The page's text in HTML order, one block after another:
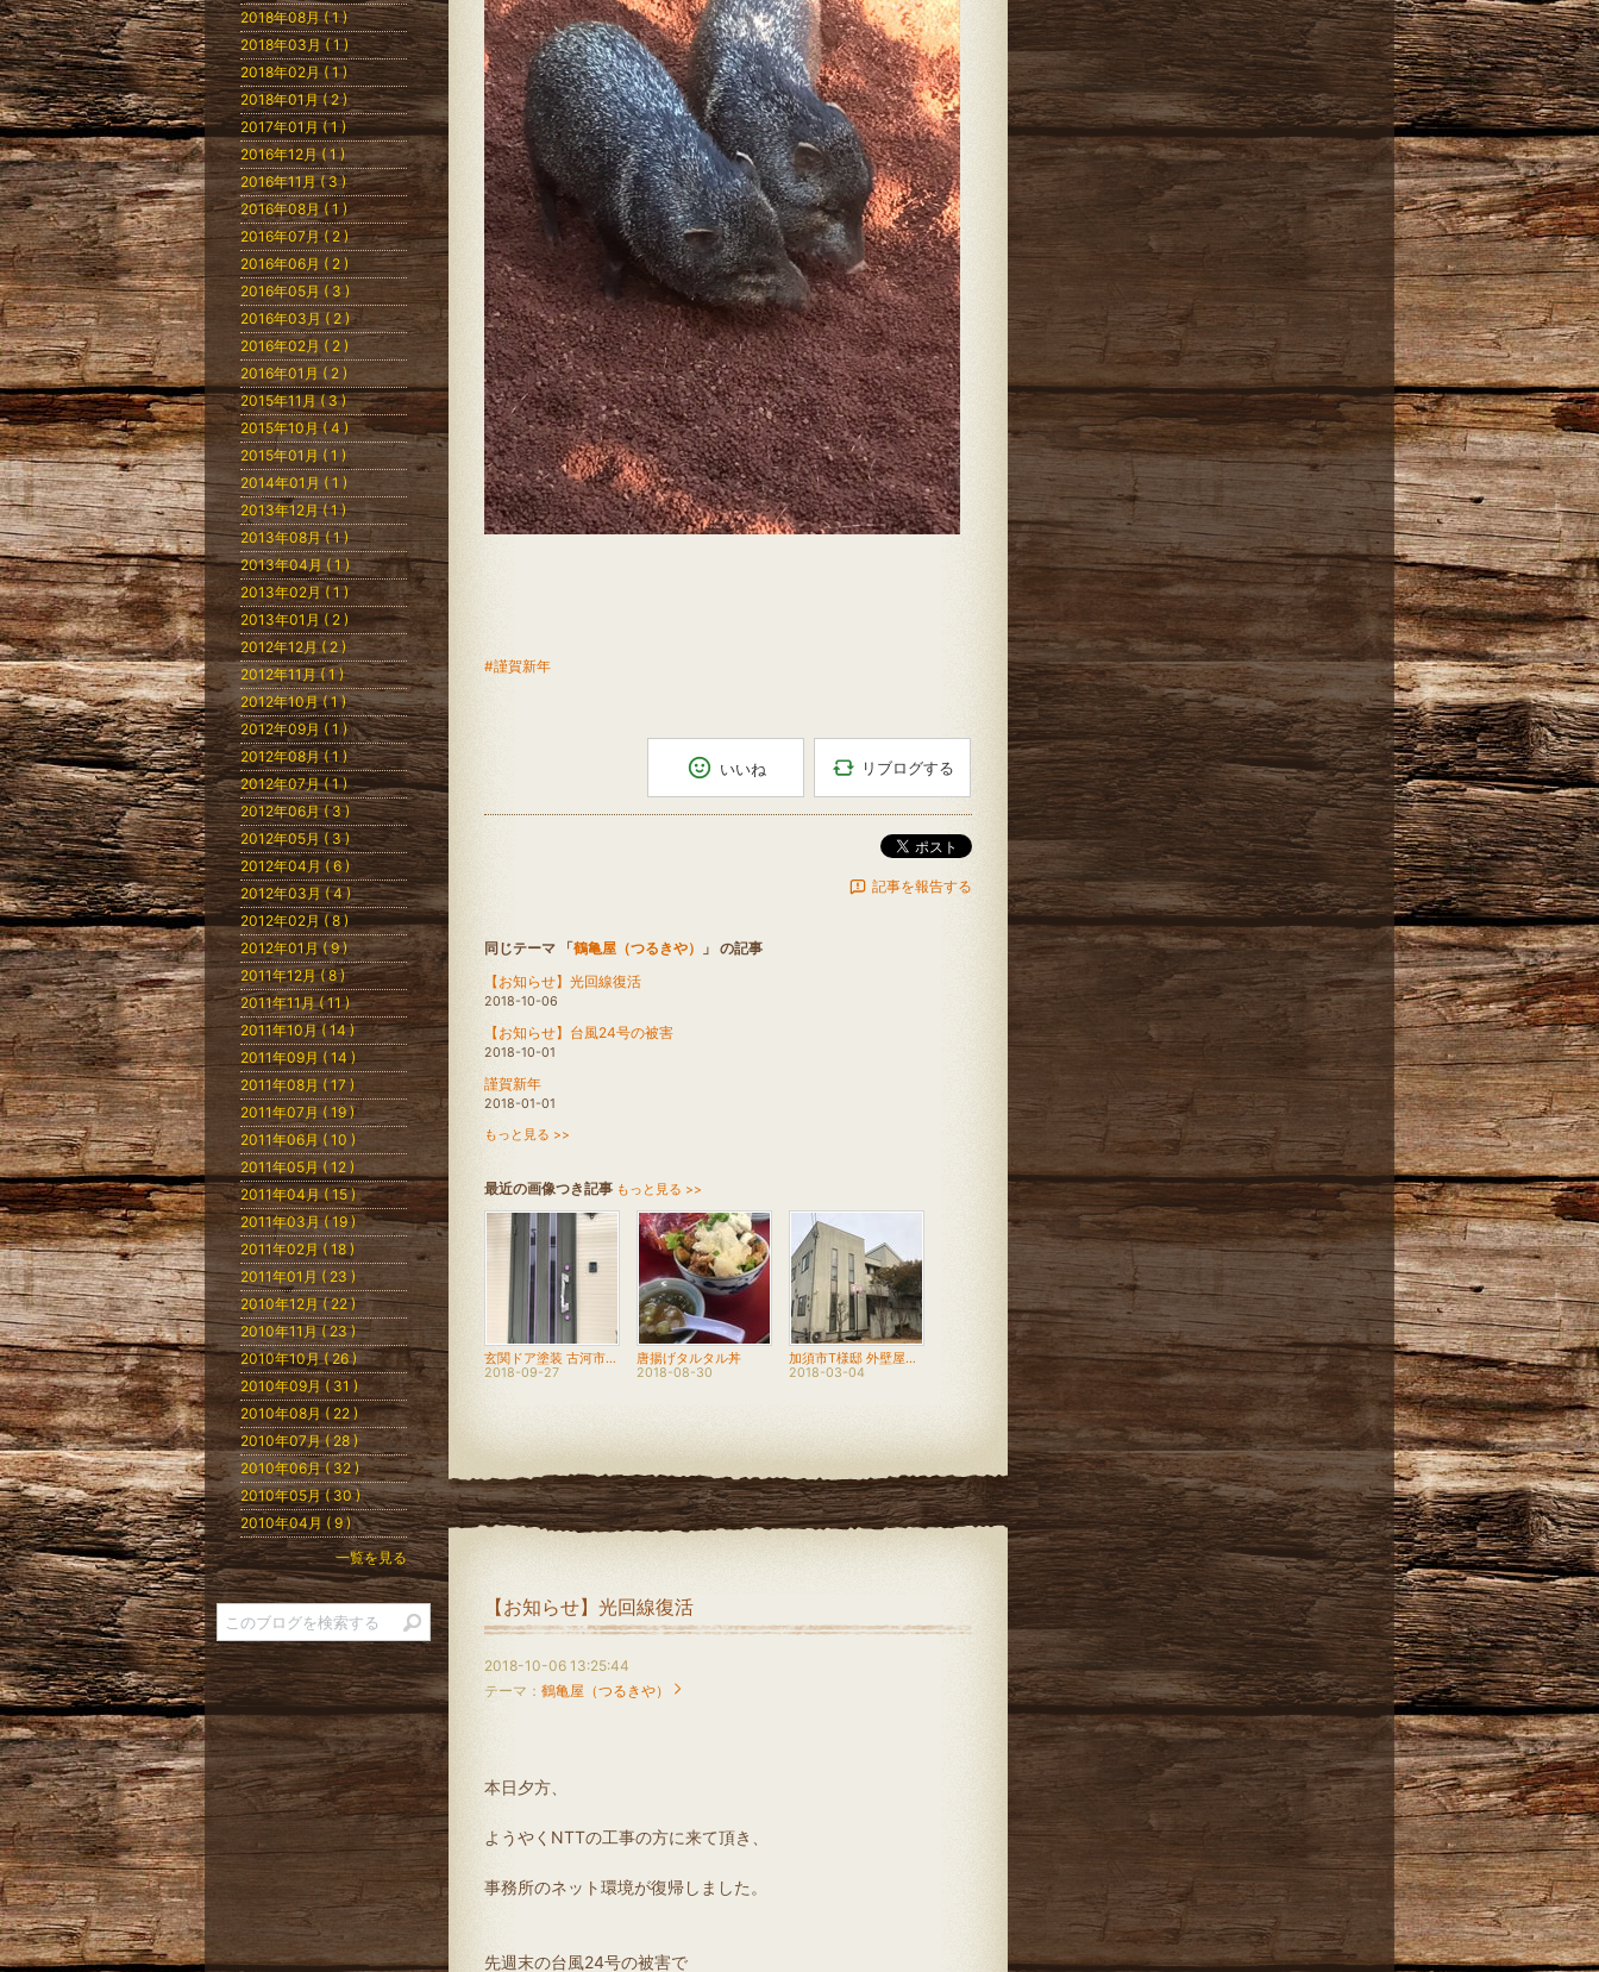
#謹賀新年
いいね リブログする
ポスト
記事を報告する
同じテーマ 「鶴亀屋（つるきや）
」 の記事
【お知らせ】光回線復活
2018-10-06
【お知らせ】台風24号の被害
2018-10-01
謹賀新年
2018-01-01
もっと見る >>
最近の画像つき記事 もっと見る >>
玄関ドア塗装 古河市N様邸
2018-09-27
唐揚げタルタル丼
2018-08-30
加須市T様邸 外壁屋根屋上塗装工事
2018-03-04
【お知らせ】光回線復活
2018-10-06 13:25:44
テーマ： 鶴亀屋（つるきや）
本日夕方、
ようやくNTTの工事の方に来て頂き、
事務所のネット環境が復帰しました。
先週末の台風24号の被害で
2018年08月 ( 1 )
2018年03月 ( 1 )
2018年02月 ( 1 )
2018年01月 ( 2 )
2017年01月 ( 1 )
2016年12月 ( 1 )
2016年11月 ( 3 )
2016年08月 ( 1 )
2016年07月 ( 2 )
2016年06月 ( 2 )
2016年05月 ( 3 )
2016年03月 ( 2 )
2016年02月 ( 2 )
2016年01月 ( 2 )
2015年11月 ( 3 )
2015年10月 ( 4 )
2015年01月 ( 1 )
2014年01月 ( 1 )
2013年12月 ( 1 )
2013年08月 ( 1 )
2013年04月 ( 1 )
2013年02月 ( 1 )
2013年01月 ( 2 )
2012年12月 ( 2 )
2012年11月 ( 1 )
2012年10月 ( 1 )
2012年09月 ( 1 )
2012年08月 ( 1 )
2012年07月 ( 1 )
2012年06月 ( 3 )
2012年05月 ( 3 )
2012年04月 ( 6 )
2012年03月 ( 4 )
2012年02月 ( 8 )
2012年01月 ( 9 )
2011年12月 ( 8 )
2011年11月 ( 11 )
2011年10月 ( 14 )
2011年09月 ( 14 )
2011年08月 ( 17 )
2011年07月 ( 19 )
2011年06月 ( 10 )
2011年05月 ( 12 )
2011年04月 ( 15 )
2011年03月 ( 19 )
2011年02月 ( 18 )
2011年01月 ( 23 )
2010年12月 ( 22 )
2010年11月 ( 23 )
2010年10月 ( 26 )
2010年09月 ( 31 )
2010年08月 ( 22 )
2010年07月 ( 28 )
2010年06月 ( 32 )
2010年05月 ( 30 )
2010年04月 ( 9 )
一覧を見る